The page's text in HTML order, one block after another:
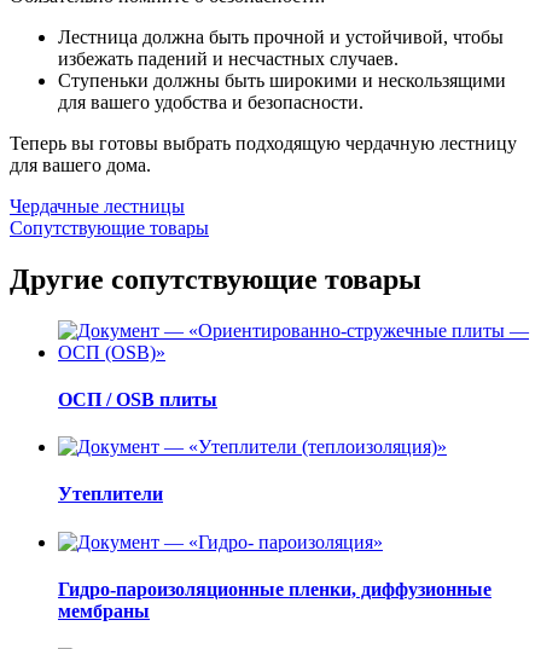
Лестница должна быть прочной и устойчивой, чтобы
избежать падений и несчастных случаев.
Ступеньки должны быть широкими и нескользящими
для вашего удобства и безопасности.
Теперь вы готовы выбрать подходящую чердачную лестницу
для вашего дома.
Чердачные лестницы
Сопутствующие товары
Другие сопутствующие товары
ОСП / OSB плиты
Утеплители
Гидро-пароизоляционные пленки, диффузионные
мембраны